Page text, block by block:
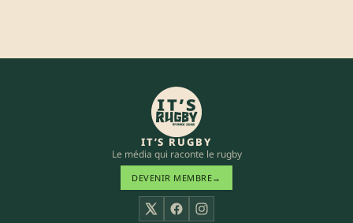
IT’S RUGBY
Le média qui raconte le rugby
DEVENIR MEMBRE→
X FacebookInstagram